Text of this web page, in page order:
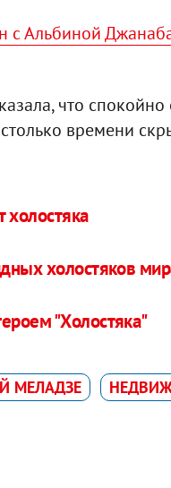
с Альбиной
что
времени
холостяка
холостяков
"Холостяка"
МЕЛАДЗЕ